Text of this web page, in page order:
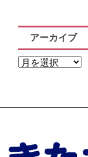
アーカイブ
ア
ー